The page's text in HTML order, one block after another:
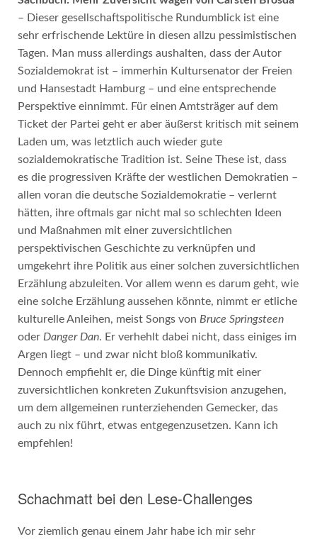
– Dieser gesellschaftspolitische Rundumblick ist eine
sehr erfrischende Lektüre in diesen allzu pessimistischen
Tagen. Man muss allerdings aushalten, dass der Autor
Sozialdemokrat ist – immerhin Kultursenator der Freien
und Hansestadt Hamburg – und eine entsprechende
Perspektive einnimmt. Für einen Amtsträger auf dem
Ticket der Partei geht er aber äußerst kritisch mit seinem
Laden um, was letztlich auch wieder gute
sozialdemokratische Tradition ist. Seine These ist, dass
es die progressiven Kräfte der westlichen Demokratien –
allen voran die deutsche Sozialdemokratie – verlernt
hätten, ihre oftmals gar nicht mal so schlechten Ideen
und Maßnahmen mit einer zuversichtlichen
perspektivischen Geschichte zu verknüpfen und
umgekehrt ihre Politik aus einer solchen zuversichtlichen
Erzählung abzuleiten. Vor allem wenn es darum geht, wie
eine solche Erzählung aussehen könnte, nimmt er etliche
kulturelle Anleihen, meist Songs von Bruce Springsteen
oder Danger Dan. Er verhehlt dabei nicht, dass einiges im
Argen liegt – und zwar nicht bloß kommunikativ.
Dennoch empfiehlt er, die Dinge künftig mit einer
zuversichtlichen konkreten Zukunftsvision anzugehen,
um dem allgemeinen runterziehenden Gemecker, das
auch zu nix führt, etwas entgegenzusetzen. Kann ich
empfehlen!
Schachmatt bei den Lese-Challenges
Vor ziemlich genau einem Jahr habe ich mir sehr